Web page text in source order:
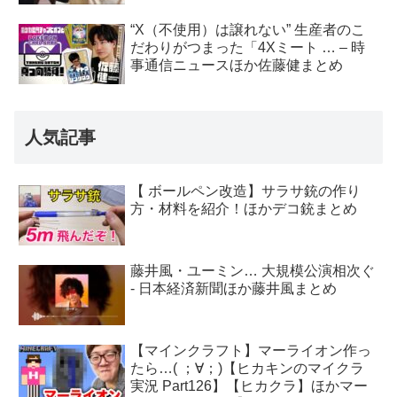
“X（不使用）は譲れない” 生産者のこ
だわりがつまった「4Xミート … – 時
事通信ニュースほか佐藤健まとめ
人気記事
【 ボールペン改造】サラサ銃の作り
方・材料を紹介！ほかデコ銃まとめ
藤井風・ユーミン… 大規模公演相次ぐ
- 日本経済新聞ほか藤井風まとめ
【マインクラフト】マーライオン作っ
たら…( ；∀；)【ヒカキンのマイクラ
実況 Part126】【ヒカクラ】ほかマー